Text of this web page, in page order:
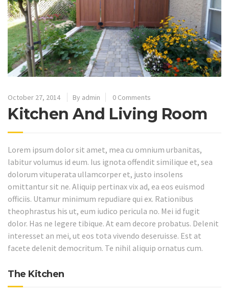
October 27, 2014 By admin 0 Comments
Kitchen And Living Room
Lorem ipsum dolor sit amet, mea cu omnium urbanitas,
labitur volumus id eum. Ius ignota offendit similique et, sea
dolorum vituperata ullamcorper et, justo insolens
omittantur sit ne. Aliquip pertinax vix ad, ea eos euismod
officiis. Utamur minimum repudiare qui ex. Rationibus
theophrastus his ut, eum iudico pericula no. Mei id fugit
dolor. Has ne legere tibique. At eam decore probatus. Delenit
interesset an mei, ut eos tota vivendo deseruisse. Est at
facete delenit democritum. Te nihil aliquip ornatus cum.
The Kitchen